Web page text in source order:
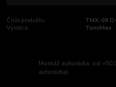
Číslo produktu:
TMX-08
Výrobca:
TomiMax
Montáž autorádia: od
autorádia)